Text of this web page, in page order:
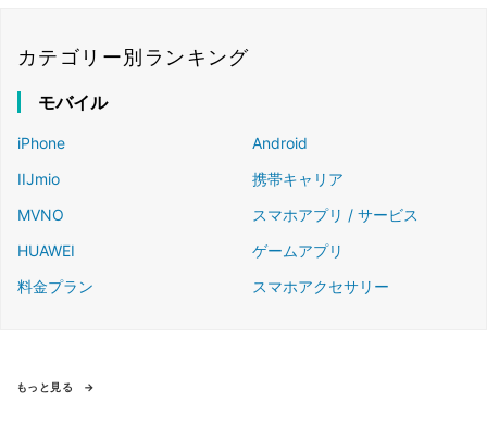
カテゴリー別ランキング
モバイル
iPhone
Android
IIJmio
携帯キャリア
MVNO
スマホアプリ / サービス
HUAWEI
ゲームアプリ
料金プラン
スマホアクセサリー
もっと見る